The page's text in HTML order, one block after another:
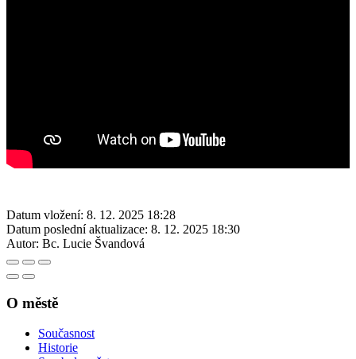
Datum vložení: 8. 12. 2025 18:28
Datum poslední aktualizace: 8. 12. 2025 18:30
Autor: Bc. Lucie Švandová
O městě
Současnost
Historie